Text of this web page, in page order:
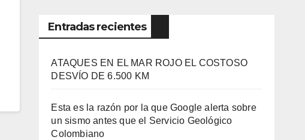
Entradas recientes
ATAQUES EN EL MAR ROJO EL COSTOSO
DESVÍO DE 6.500 KM
Esta es la razón por la que Google alerta sobre
un sismo antes que el Servicio Geológico
Colombiano